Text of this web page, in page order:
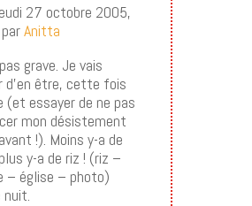
27 octobre 2005,
Anitta
grave. Je vais
d’en être, cette fois
(et essayer de ne pas
mon désistement
!). Moins y-a de
y-a de riz ! (riz –
– église – photo)
nuit.